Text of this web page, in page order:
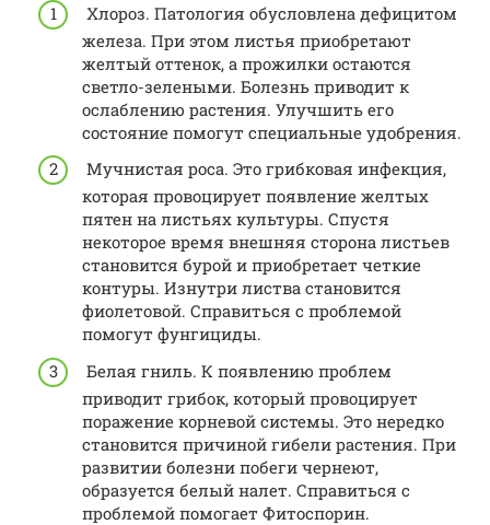
Хлороз. Патология обусловлена дефицитом
железа. При этом листья приобретают
желтый оттенок, а прожилки остаются
светло-зелеными. Болезнь приводит к
ослаблению растения. Улучшить его
состояние помогут специальные удобрения.
Мучнистая роса. Это грибковая инфекция,
которая провоцирует появление желтых
пятен на листьях культуры. Спустя
некоторое время внешняя сторона листьев
становится бурой и приобретает четкие
контуры. Изнутри листва становится
фиолетовой. Справиться с проблемой
помогут фунгициды.
Белая гниль. К появлению проблем
приводит грибок, который провоцирует
поражение корневой системы. Это нередко
становится причиной гибели растения. При
развитии болезни побеги чернеют,
образуется белый налет. Справиться с
проблемой помогает Фитоспорин.